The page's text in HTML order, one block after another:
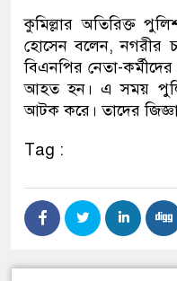
কুমিল্লার অতিরিক্ত
হোসেন বলেন, নগরীর
বিএনপির নেতা-
আহত হন। এ সময়
আটক করে। তাদের
Tag :